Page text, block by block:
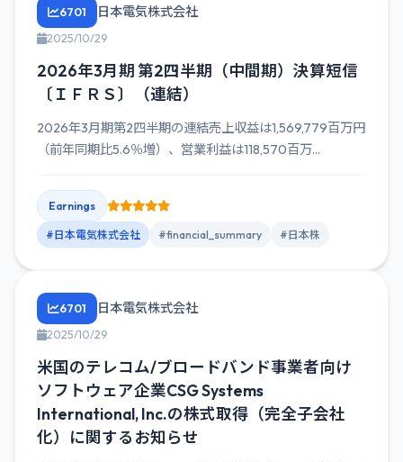
6701 日本電気株式会社
2025/10/29
2026年3月期 第2四半期（中間期）決算短信
〔ＩＦＲＳ〕（連結）
2026年3月期第2四半期の連結売上収益は1,569,779百万円
（前年同期比5.6％増）、営業利益は118,570百万...
Earnings
#日本電気株式会社 #financial_summary #日本株
6701 日本電気株式会社
2025/10/29
米国のテレコム/ブロードバンド事業者向け
ソフトウェア企業CSG Systems
International, Inc.の株式取得（完全子会社
化）に関するお知らせ